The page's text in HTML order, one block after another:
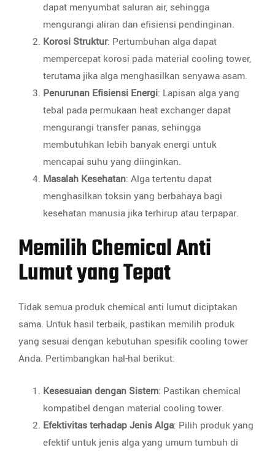
dapat menyumbat saluran air, sehingga
mengurangi aliran dan efisiensi pendinginan.
Korosi Struktur: Pertumbuhan alga dapat
mempercepat korosi pada material cooling tower,
terutama jika alga menghasilkan senyawa asam.
Penurunan Efisiensi Energi: Lapisan alga yang
tebal pada permukaan heat exchanger dapat
mengurangi transfer panas, sehingga
membutuhkan lebih banyak energi untuk
mencapai suhu yang diinginkan.
Masalah Kesehatan: Alga tertentu dapat
menghasilkan toksin yang berbahaya bagi
kesehatan manusia jika terhirup atau terpapar.
Memilih Chemical Anti
Lumut yang Tepat
Tidak semua produk chemical anti lumut diciptakan
sama. Untuk hasil terbaik, pastikan memilih produk
yang sesuai dengan kebutuhan spesifik cooling tower
Anda. Pertimbangkan hal-hal berikut:
Kesesuaian dengan Sistem: Pastikan chemical
kompatibel dengan material cooling tower.
Efektivitas terhadap Jenis Alga: Pilih produk yang
efektif untuk jenis alga yang umum tumbuh di